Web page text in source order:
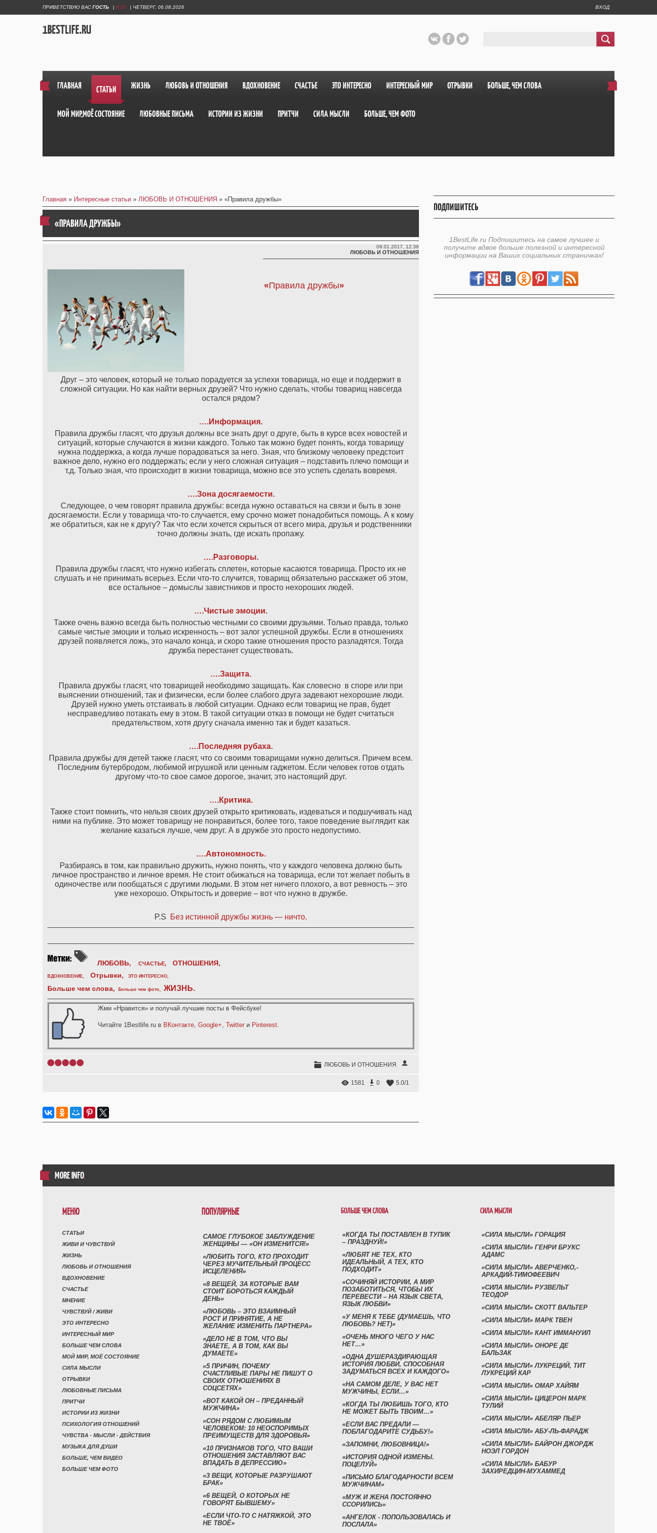
ПРИВЕТСТВУЮ ВАС ГОСТЬ | RSS | ЧЕТВЕРГ, 06.08.2026 ВХОД
1BESTLIFE.RU
ГЛАВНАЯ СТАТЬИ ЖИЗНЬ ЛЮБОВЬ И ОТНОШЕНИЯ ВДОХНОВЕНИЕ СЧАСТЬЕ ЭТО ИНТЕРЕСНО ИНТЕРЕСНЫЙ МИР ОТРЫВКИ БОЛЬШЕ, ЧЕМ СЛОВА
МОЙ МИР,МОЁ СОСТОЯНИЕ ЛЮБОВНЫЕ ПИСЬМА ИСТОРИИ ИЗ ЖИЗНИ ПРИТЧИ СИЛА МЫСЛИ БОЛЬШЕ, ЧЕМ ФОТО
Главная » Интересные статьи » ЛЮБОВЬ И ОТНОШЕНИЯ » «Правила дружбы»
«ПРАВИЛА ДРУЖБЫ»
09.01.2017, 12:36
ЛЮБОВЬ И ОТНОШЕНИЯ
«Правила дружбы»
Друг – это человек, который не только порадуется за успехи товарища, но еще и поддержит в
сложной ситуации. Но как найти верных друзей? Что нужно сделать, чтобы товарищ навсегда
остался рядом?
….Информация.
Правила дружбы гласят, что друзья должны все знать друг о друге, быть в курсе всех новостей и
ситуаций, которые случаются в жизни каждого. Только так можно будет понять, когда товарищу
нужна поддержка, а когда лучше порадоваться за него. Зная, что близкому человеку предстоит
важное дело, нужно его поддержать; если у него сложная ситуация – подставить плечо помощи и
т.д. Только зная, что происходит в жизни товарища, можно все это успеть сделать вовремя.
….Зона досягаемости.
Следующее, о чем говорят правила дружбы: всегда нужно оставаться на связи и быть в зоне
досягаемости. Если у товарища что-то случается, ему срочно может понадобиться помощь. А к кому
же обратиться, как не к другу? Так что если хочется скрыться от всего мира, друзья и родственники
точно должны знать, где искать пропажу.
….Разговоры.
Правила дружбы гласят, что нужно избегать сплетен, которые касаются товарища. Просто их не
слушать и не принимать всерьез. Если что-то случится, товарищ обязательно расскажет об этом,
все остальное – домыслы завистников и просто нехороших людей.
….Чистые эмоции.
Также очень важно всегда быть полностью честными со своими друзьями. Только правда, только
самые чистые эмоции и только искренность – вот залог успешной дружбы. Если в отношениях
друзей появляется ложь, это начало конца, и скоро такие отношения просто разладятся. Тогда
дружба перестанет существовать.
….Защита.
Правила дружбы гласят, что товарищей необходимо защищать. Как словесно в споре или при
выяснении отношений, так и физически, если более слабого друга задевают нехорошие люди.
Друзей нужно уметь отстаивать в любой ситуации. Однако если товарищ не прав, будет
несправедливо потакать ему в этом. В такой ситуации отказ в помощи не будет считаться
предательством, хотя другу сначала именно так и будет казаться.
….Последняя рубаха.
Правила дружбы для детей также гласят, что со своими товарищами нужно делиться. Причем всем.
Последним бутербродом, любимой игрушкой или ценным гаджетом. Если человек готов отдать
другому что-то свое самое дорогое, значит, это настоящий друг.
….Критика.
Также стоит помнить, что нельзя своих друзей открыто критиковать, издеваться и подшучивать над
ними на публике. Это может товарищу не понравиться, более того, такое поведение выглядит как
желание казаться лучше, чем друг. А в дружбе это просто недопустимо.
….Автономность.
Разбираясь в том, как правильно дружить, нужно понять, что у каждого человека должно быть
личное пространство и личное время. Не стоит обижаться на товарища, если тот желает побыть в
одиночестве или пообщаться с другими людьми. В этом нет ничего плохого, а вот ревность – это
уже нехорошо. Открытость и доверие – вот что нужно в дружбе.
P.S Без истинной дружбы жизнь — ничто.
ЛЮБОВЬ, СЧАСТЬЕ, ОТНОШЕНИЯ,
ВДОХНОВЕНИЕ, Отрывки, ЭТО ИНТЕРЕСНО,
Больше чем слова, Больше чем фото, ЖИЗНЬ.
Жми «Нравится» и получай лучшие посты в Фейсбуке!
Читайте 1Bestlife.ru в ВКонтакте, Google+, Twitter и Pinterest.
1 2 3 4 ЛЮБОВЬ И ОТНОШЕНИЯ
1581 0 5.0/1
ПОДПИШИТЕСЬ
1BestLife.ru Подпишитесь на самое лучшее и
получите вдвое больше полезной и интересной
информации на Ваших социальных страничках!
MORE INFO.
МЕНЮ
СТАТЬИ
ЖИВИ И ЧУВСТВУЙ
ЖИЗНЬ
ЛЮБОВЬ И ОТНОШЕНИЯ
ВДОХНОВЕНИЕ
СЧАСТЬЕ
МНЕНИЕ
ЧУВСТВУЙ / ЖИВИ
ЭТО ИНТЕРЕСНО
ИНТЕРЕСНЫЙ МИР
БОЛЬШЕ ЧЕМ СЛОВА
МОЙ МИР, МОЁ СОСТОЯНИЕ
СИЛА МЫСЛИ
ОТРЫВКИ
ЛЮБОВНЫЕ ПИСЬМА
ПРИТЧИ
ИСТОРИИ ИЗ ЖИЗНИ
ПСИХОЛОГИЯ ОТНОШЕНИЙ
ЧУВСТВА - МЫСЛИ - ДЕЙСТВИЯ
МУЗЫКА ДЛЯ ДУШИ
БОЛЬШЕ, ЧЕМ ВИДЕО
БОЛЬШЕ ЧЕМ ФОТО
ПОПУЛЯРНЫЕ
САМОЕ ГЛУБОКОЕ ЗАБЛУЖДЕНИЕ
ЖЕНЩИНЫ — «ОН ИЗМЕНИТСЯ!»
«ЛЮБИТЬ ТОГО, КТО ПРОХОДИТ
ЧЕРЕЗ МУЧИТЕЛЬНЫЙ ПРОЦЕСС
ИСЦЕЛЕНИЯ»
«8 ВЕЩЕЙ, ЗА КОТОРЫЕ ВАМ
СТОИТ БОРОТЬСЯ КАЖДЫЙ
ДЕНЬ»
«ЛЮБОВЬ – ЭТО ВЗАИМНЫЙ
РОСТ И ПРИНЯТИЕ, А НЕ
ЖЕЛАНИЕ ИЗМЕНИТЬ ПАРТНЕРА»
«ДЕЛО НЕ В ТОМ, ЧТО ВЫ
ЗНАЕТЕ, А В ТОМ, КАК ВЫ
ДУМАЕТЕ»
«5 ПРИЧИН, ПОЧЕМУ
СЧАСТЛИВЫЕ ПАРЫ НЕ ПИШУТ О
СВОИХ ОТНОШЕНИЯХ В
СОЦСЕТЯХ»
«ВОТ КАКОЙ ОН – ПРЕДАННЫЙ
МУЖЧИНА»
«СОН РЯДОМ С ЛЮБИМЫМ
ЧЕЛОВЕКОМ: 10 НЕОСПОРИМЫХ
ПРЕИМУЩЕСТВ ДЛЯ ЗДОРОВЬЯ»
«10 ПРИЗНАКОВ ТОГО, ЧТО ВАШИ
ОТНОШЕНИЯ ЗАСТАВЛЯЮТ ВАС
ВПАДАТЬ В ДЕПРЕССИЮ»
«3 ВЕЩИ, КОТОРЫЕ РАЗРУШАЮТ
БРАК»
«6 ВЕЩЕЙ, О КОТОРЫХ НЕ
ГОВОРЯТ БЫВШЕМУ»
«ЕСЛИ ЧТО-ТО С НАТЯЖКОЙ, ЭТО
НЕ ТВОЁ»
БОЛЬШЕ ЧЕМ СЛОВА
«КОГДА ТЫ ПОСТАВЛЕН В ТУПИК
– ПРАЗДНУЙ!»
«ЛЮБЯТ НЕ ТЕХ, КТО
ИДЕАЛЬНЫЙ, А ТЕХ, КТО
ПОДХОДИТ»
«СОЧИНЯЙ ИСТОРИИ, А МИР
ПОЗАБОТИТЬСЯ, ЧТОБЫ ИХ
ПЕРЕВЕСТИ – НА ЯЗЫК СВЕТА,
ЯЗЫК ЛЮБВИ»
«У МЕНЯ К ТЕБЕ (ДУМАЕШЬ, ЧТО
ЛЮБОВЬ? НЕТ)»
«ОЧЕНЬ МНОГО ЧЕГО У НАС
НЕТ…»
«ОДНА ДУШЕРАЗДИРАЮЩАЯ
ИСТОРИЯ ЛЮБВИ, СПОСОБНАЯ
ЗАДУМАТЬСЯ ВСЕХ И КАЖДОГО»
«НА САМОМ ДЕЛЕ, У ВАС НЕТ
МУЖЧИНЫ, ЕСЛИ…»
«КОГДА ТЫ ЛЮБИШЬ ТОГО, КТО
НЕ МОЖЕТ БЫТЬ ТВОИМ…»
«ЕСЛИ ВАС ПРЕДАЛИ —
ПОБЛАГОДАРИТЕ СУДЬБУ!»
«ЗАПОМНИ, ЛЮБОВНИЦА!»
«ИСТОРИЯ ОДНОЙ ИЗМЕНЫ.
ПОЦЕЛУЙ»
«ПИСЬМО БЛАГОДАРНОСТИ ВСЕМ
МУЖЧИНАМ»
«МУЖ И ЖЕНА ПОСТОЯННО
ССОРИЛИСЬ»
«АНГЕЛОК - ПОПОЛЬЗОВАЛАСЬ И
ПОСЛАЛА»
СИЛА МЫСЛИ
«СИЛА МЫСЛИ» ГОРАЦИЯ
«СИЛА МЫСЛИ» ГЕНРИ БРУКС
АДАМС
«СИЛА МЫСЛИ» АВЕРЧЕНКО,-
АРКАДИЙ-ТИМОФЕЕВИЧ
«СИЛА МЫСЛИ» РУЗВЕЛЬТ
ТЕОДОР
«СИЛА МЫСЛИ» СКОТТ ВАЛЬТЕР
«СИЛА МЫСЛИ» МАРК ТВЕН
«СИЛА МЫСЛИ» КАНТ ИММАНУИЛ
«СИЛА МЫСЛИ» ОНОРЕ ДЕ
БАЛЬЗАК
«СИЛА МЫСЛИ» ЛУКРЕЦИЙ, ТИТ
ЛУКРЕЦИЙ КАР
«СИЛА МЫСЛИ» ОМАР ХАЙЯМ
«СИЛА МЫСЛИ» ЦИЦЕРОН МАРК
ТУЛИЙ
«СИЛА МЫСЛИ» АБЕЛЯР ПЬЕР
«СИЛА МЫСЛИ» АБУ-ЛЬ-ФАРАДЖ
«СИЛА МЫСЛИ» БАЙРОН ДЖОРДЖ
НОЭЛ ГОРДОН
«СИЛА МЫСЛИ» БАБУР
ЗАХИРЕДЦИН-МУХАММЕД